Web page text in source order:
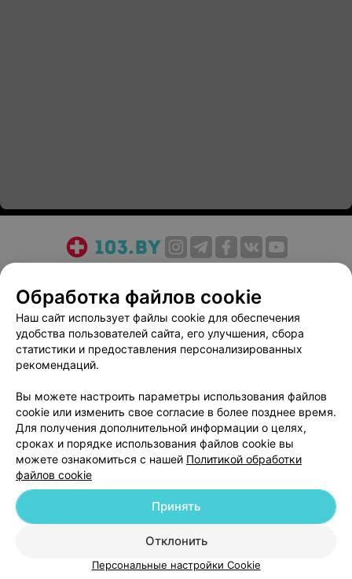
Медицинский маркетинг
Публичный договор
Пользовательское соглашение
Способы оплаты
Вакансии
Партнеры
Написать руководителю 103.by
Персональные настройки cookie
Обработка персональных данных
Обработка файлов cookie
Наш сайт использует файлы cookie для обеспечения
удобства пользователей сайта, его улучшения, сбора
статистики и предоставления персонализированных
рекомендаций.
Вы можете настроить параметры использования файлов
cookie или изменить свое согласие в более позднее время.
Для получения дополнительной информации о целях,
сроках и порядке использования файлов cookie вы
можете ознакомиться с нашей Политикой обработки
файлов cookie
Отклонить
Принять
Персональные настройки Cookie